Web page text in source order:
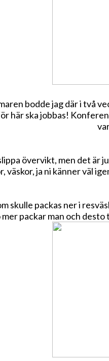
bodde jag där i två
här ska jobbas!
övervikt, men det är
väskor, ja ni känner väl
skulle packas ner i
packar man och